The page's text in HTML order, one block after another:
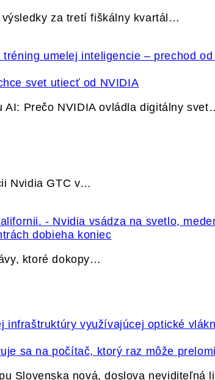
za tretí fiškálny kvartál…
svet utiecť od NVIDIA
AI: Prečo NVIDIA ovládla digitálny
Nvidia GTC v…
dobieha koniec
ktoré dokopy…
sa na počítač, ktorý raz môže
Slovenska nová, doslova neviditeľná